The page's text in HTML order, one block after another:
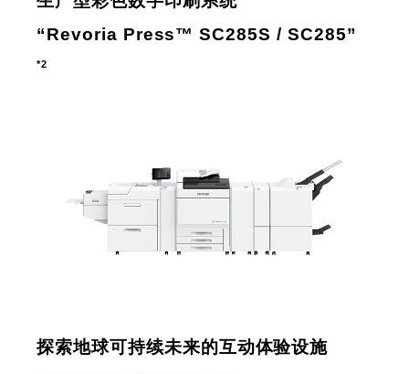
“Revoria Press™ SC285S / SC285”
*2
探索地球可持续未来的互动体验设施